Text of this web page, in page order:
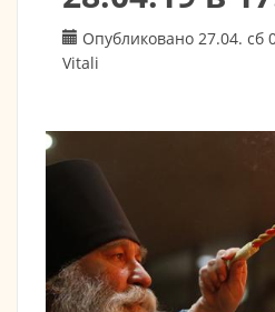
Опубликовано 27.04. сб
Vitali